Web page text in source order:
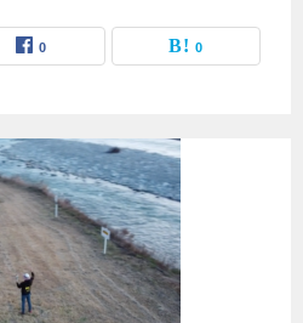
0 0